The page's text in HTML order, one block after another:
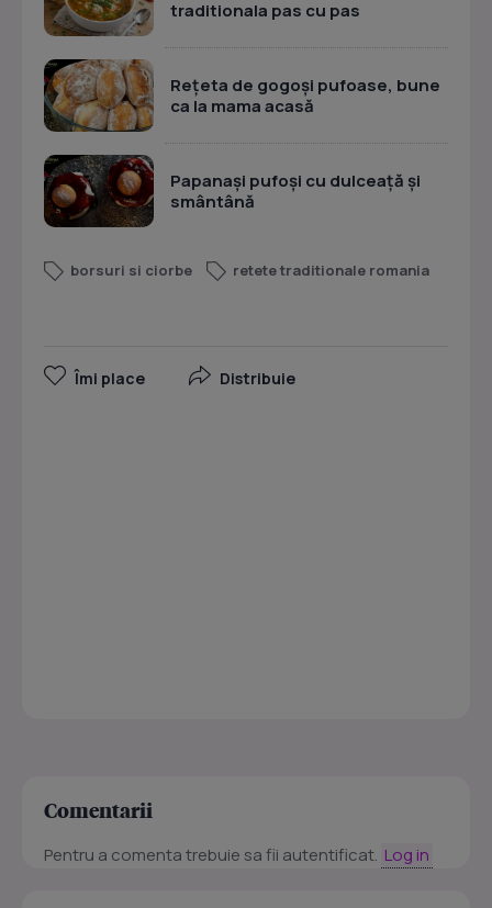
traditionala pas cu pas
Rețeta de gogoși pufoase, bune
ca la mama acasă
Papanași pufoși cu dulceață și
smântână
borsuri si ciorbe retete traditionale romania
Îmi place Distribuie
Comentarii
Pentru a comenta trebuie sa fii autentificat. Log in